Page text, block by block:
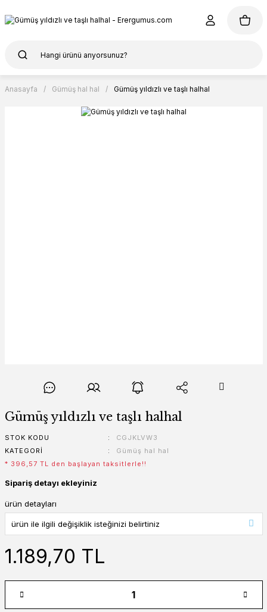
Anasayfa Gümüş hal hal Gümüş yıldızlı ve taşlı halhal
Gümüş yıldızlı ve taşlı halhal
STOK KODU
CGJKLVW3
KATEGORI
Gümüş hal hal
* 396,57 TL den başlayan taksitlerle!!
Sipariş detayı ekleyiniz
ürün detayları
1.189,70 TL